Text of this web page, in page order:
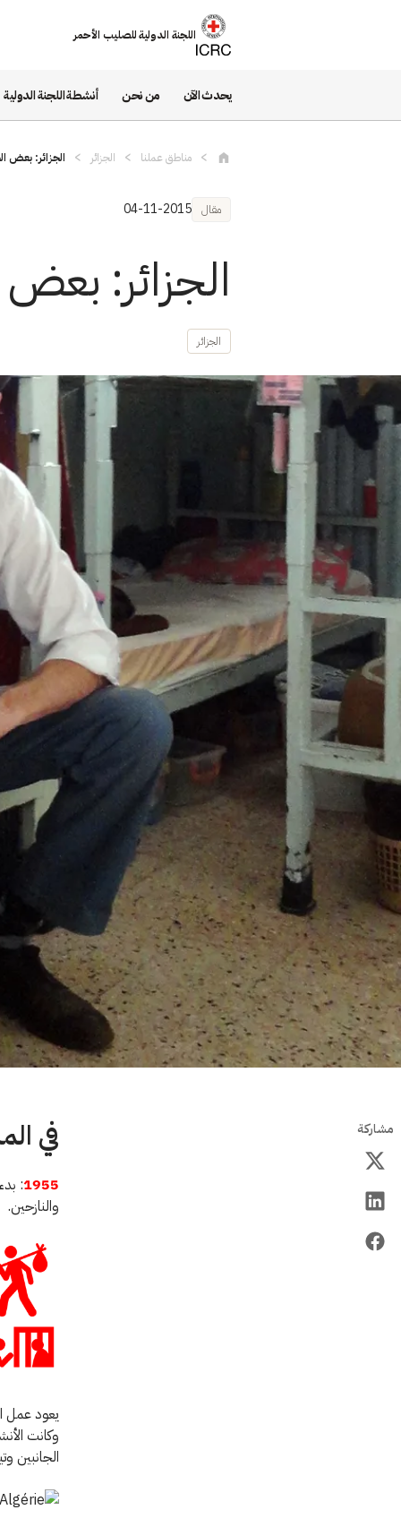
اللجنة الدولية للصليب الأحمر
يحدث الآن من نحن أنشطة اللجنة الدولية
مناطق عملنا الجزائر الجزائر: بعض
مقال 04-11-2015
الجزائر: بعض
الجزائر
مشاركة في
1955
:
والنازحين.
يعود عمل
وكانت
الجانبين